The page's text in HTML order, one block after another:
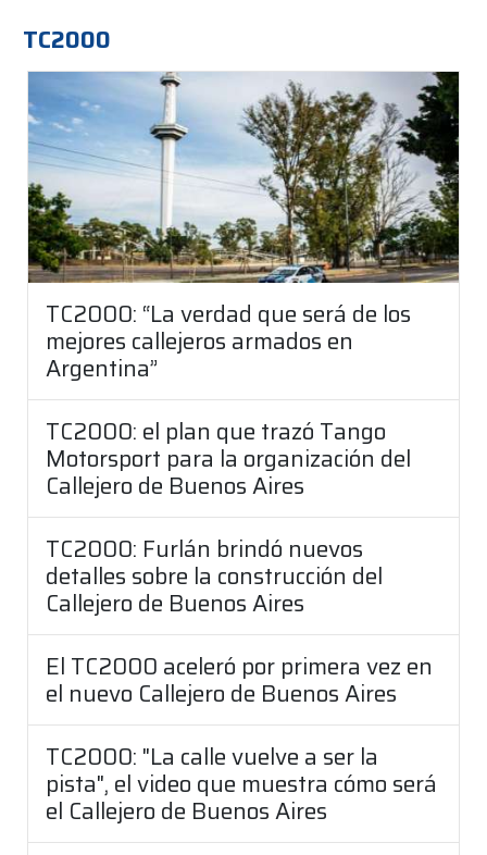
TC2000
TC2000: “La verdad que será de los
mejores callejeros armados en
Argentina”
TC2000: el plan que trazó Tango
Motorsport para la organización del
Callejero de Buenos Aires
TC2000: Furlán brindó nuevos
detalles sobre la construcción del
Callejero de Buenos Aires
El TC2000 aceleró por primera vez en
el nuevo Callejero de Buenos Aires
TC2000: "La calle vuelve a ser la
pista", el video que muestra cómo será
el Callejero de Buenos Aires